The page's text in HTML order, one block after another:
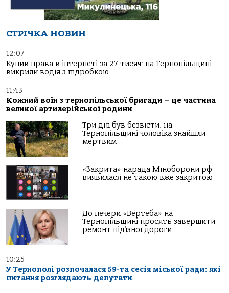
СТРІЧКА НОВИН
12:07
Купив права в інтернеті за 27 тисяч: на Тернопільщині
викрили водія з підробкою
11:43
Кожний воїн з тернопільської бригади – це частина
великої артилерійської родини
Три дні був безвісти: на
Тернопільщині чоловіка знайшли
мертвим
«Закрита» нарада Міноборони рф
виявилася не такою вже закритою
До печери «Вертеба» на
Тернопільщині просять завершити
ремонт під’їзної дороги
10:25
У Тернополі розпочалася 59-та сесія міської ради: які
питання розглядають депутати